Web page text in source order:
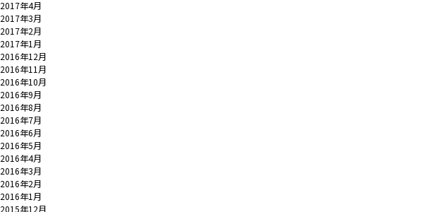
2017年4月
2017年3月
2017年2月
2017年1月
2016年12月
2016年11月
2016年10月
2016年9月
2016年8月
2016年7月
2016年6月
2016年5月
2016年4月
2016年3月
2016年2月
2016年1月
2015年12月